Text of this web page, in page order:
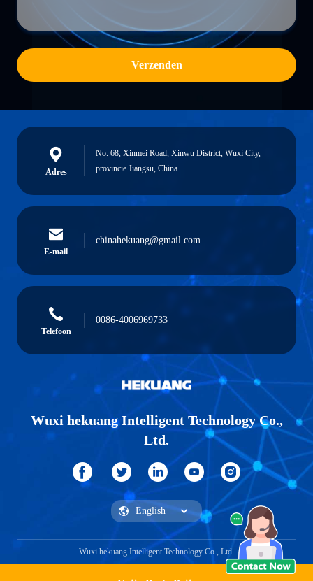
Verzenden
Adres
No. 68, Xinmei Road, Xinwu District, Wuxi City,
provincie Jiangsu, China
E-mail
chinahekuang@gmail.com
Telefoon
0086-4006969733
Wuxi hekuang Intelligent Technology Co.,
Ltd.
Wuxi hekuang Intelligent Technology Co., Ltd.